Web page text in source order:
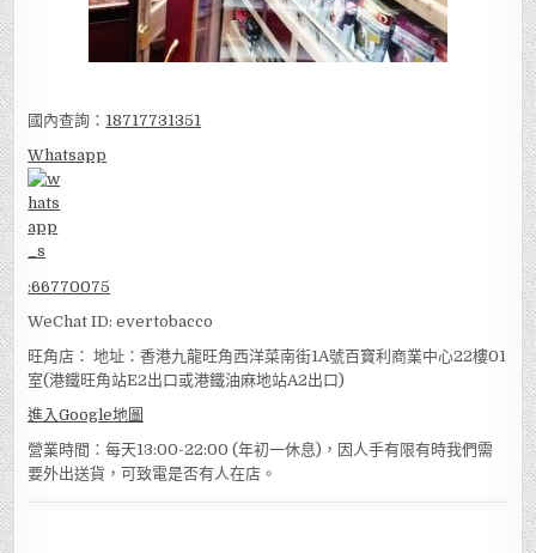
國內查詢： 18717731351
Whatsapp
:66770075
WeChat ID: evertobacco
旺角店： 地址：香港九龍旺角西洋菜南街1A號百寶利商業中心22樓01
室(港鐵旺角站E2出口或港鐵油麻地站A2出口)
進入Google地圖
營業時間：每天13:00-22:00 (年初一休息)，因人手有限有時我們需
要外出送貨，可致電是否有人在店。